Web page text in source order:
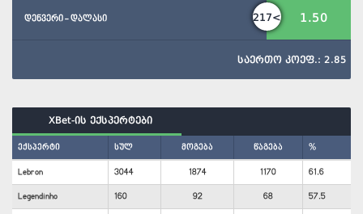
დენვერი - დალასი 217< 1.50
საერთო კოეფ.: 2.85
XBet-ის ექსპერტები
ექსპერტი სულ მოგება წაგება %
Lebron 3044 1874 1170 61.6
Legendinho 160 92 68 57.5